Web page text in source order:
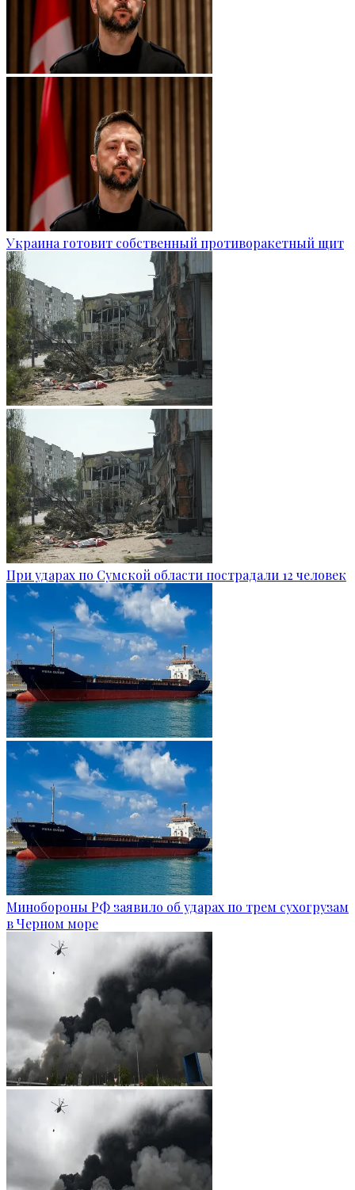
Украина готовит собственный противоракетный щит
При ударах по Сумской области пострадали 12 человек
Минобороны РФ заявило об ударах по трем сухогрузам
в Черном море